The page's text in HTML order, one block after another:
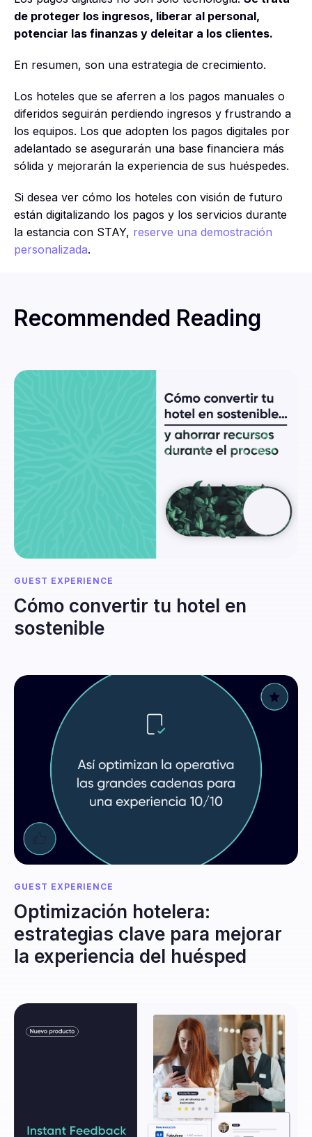
de proteger los ingresos, liberar al personal,
potenciar las finanzas y deleitar a los clientes.
En resumen, son una estrategia de crecimiento.
Los hoteles que se aferren a los pagos manuales o
diferidos seguirán perdiendo ingresos y frustrando a
los equipos. Los que adopten los pagos digitales por
adelantado se asegurarán una base financiera más
sólida y mejorarán la experiencia de sus huéspedes.
Si desea ver cómo los hoteles con visión de futuro
están digitalizando los pagos y los servicios durante
la estancia con STAY, reserve una demostración
personalizada.
Recommended Reading
GUEST EXPERIENCE
Cómo convertir tu hotel en
sostenible
GUEST EXPERIENCE
Optimización hotelera:
estrategias clave para mejorar
la experiencia del huésped